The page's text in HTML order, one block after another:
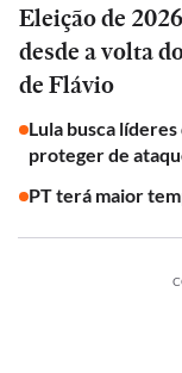
Eleição de
desde a volta
de Flávio
Lula busca
proteger de
PT terá maior